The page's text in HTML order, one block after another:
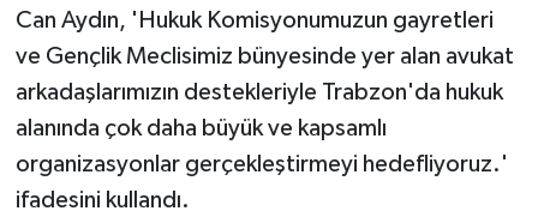
Can Aydın, 'Hukuk Komisyonumuzun gayretleri
ve Gençlik Meclisimiz bünyesinde yer alan avukat
arkadaşlarımızın destekleriyle Trabzon'da hukuk
alanında çok daha büyük ve kapsamlı
organizasyonlar gerçekleştirmeyi hedefliyoruz.'
ifadesini kullandı.